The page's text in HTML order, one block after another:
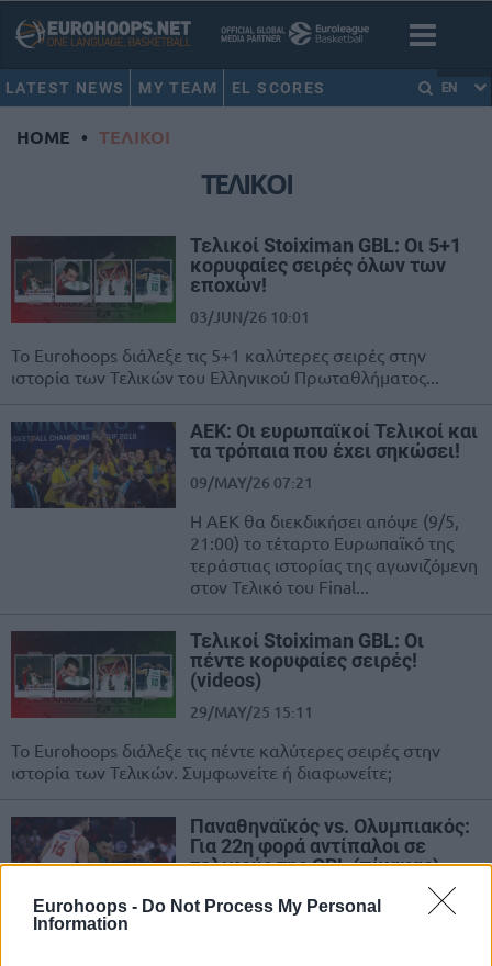
Eurohoops - Do Not Process My Personal
Information
LATEST NEWS MY TEAM EL SCORES EN
HOME • ΤΕΛΙΚΟΙ
ΤΕΛΙΚΟΙ
Τελικοί Stoiximan GBL: Οι 5+1
κορυφαίες σειρές όλων των
εποχών!
03/JUN/26 10:01
Το Eurohoops διάλεξε τις 5+1 καλύτερες σειρές στην
ιστορία των Τελικών του Ελληνικού Πρωταθλήματος...
ΑΕΚ: Οι ευρωπαϊκοί Τελικοί και
τα τρόπαια που έχει σηκώσει!
09/MAY/26 07:21
Η ΑΕΚ θα διεκδικήσει απόψε (9/5,
21:00) το τέταρτο Ευρωπαϊκό της
τεράστιας ιστορίας της αγωνιζόμενη
στον Τελικό του Final...
Τελικοί Stoiximan GBL: Οι
πέντε κορυφαίες σειρές!
(videos)
29/MAY/25 15:11
Το Eurohoops διάλεξε τις πέντε καλύτερες σειρές στην
ιστορία των Τελικών. Συμφωνείτε ή διαφωνείτε;
Παναθηναϊκός vs. Ολυμπιακός:
Για 22η φορά αντίπαλοι σε
τελικούς της GBL (πίνακας)
27/MAY/25 12:23
Παναθηναϊκός και Ολυμπιακός θα αναμετρηθούν για 22η